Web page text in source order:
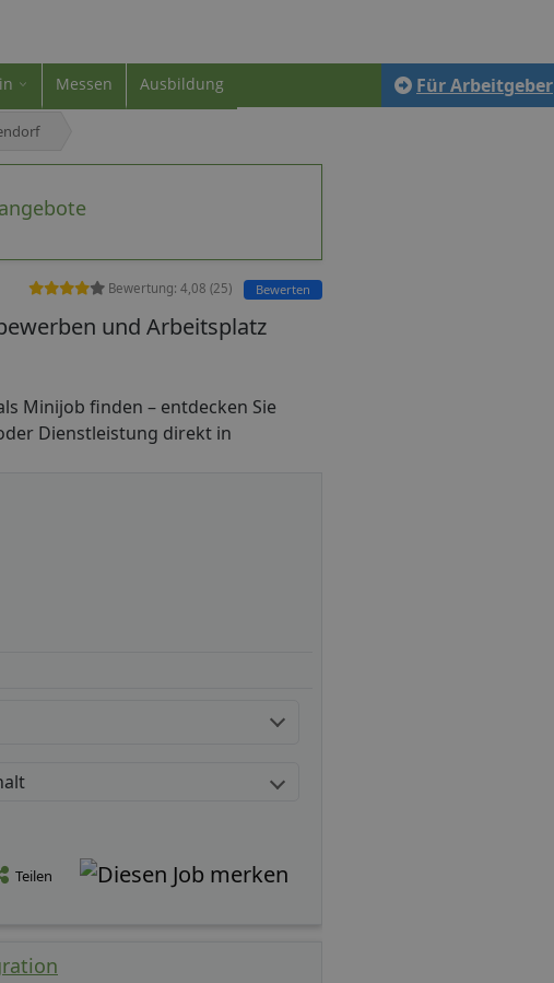
Messen Ausbildung Für Arbeitgeber
Bewertung: 4,08 (25) Bewerten
und Arbeitsplatz
Minijob finden – entdecken Sie
Dienstleistung direkt in
Teilen